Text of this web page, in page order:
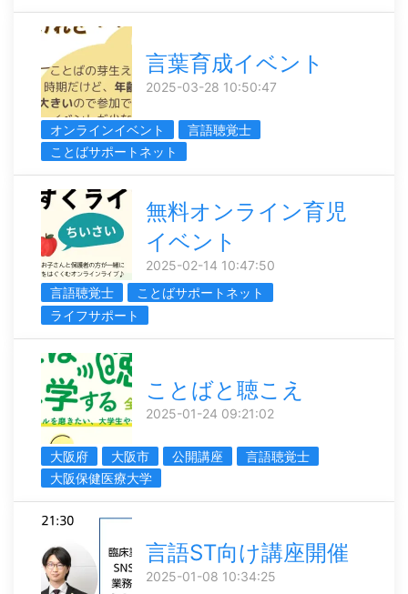
言葉育成イベント
2025-03-28 10:50:47
オンラインイベント
言語聴覚士
ことばサポートネット
無料オンライン育児
イベント
2025-02-14 10:47:50
言語聴覚士
ことばサポートネット
ライフサポート
ことばと聴こえ
2025-01-24 09:21:02
大阪府 大阪市 公開講座
言語聴覚士
大阪保健医療大学
言語ST向け講座開催
2025-01-08 10:34:25